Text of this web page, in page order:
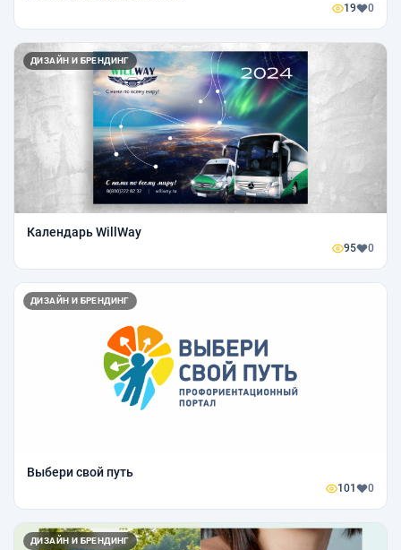
19 0
ДИЗАЙН И БРЕНДИНГ
Календарь WillWay
95 0
ДИЗАЙН И БРЕНДИНГ
Выбери свой путь
101 0
ДИЗАЙН И БРЕНДИНГ